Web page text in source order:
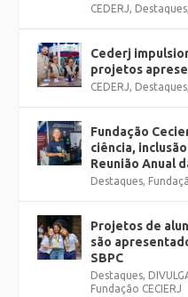
CEDERJ, Destaques
Cederj
projetos
CEDERJ, Destaques
Fundação
ciência,
Reunião Anual
Destaques,
Projetos de
são
SBPC
Destaques,
Fundação CECIERJ